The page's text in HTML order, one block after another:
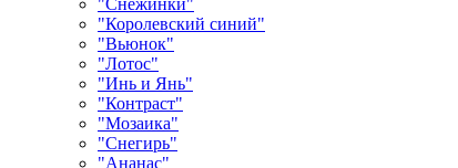
"Снежинки"
"Королевский синий"
"Вьюнок"
"Лотос"
"Инь и Янь"
"Контраст"
"Мозаика"
"Снегирь"
"Ананас"